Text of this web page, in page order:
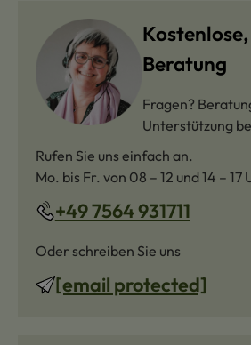
Beratung
Fragen?
Unterstützung
Rufen Sie uns einfach an.
Mo. bis Fr. von 08 – 12 und 14 – 17
+49 7564 931711
Oder schreiben Sie uns
[email protected]